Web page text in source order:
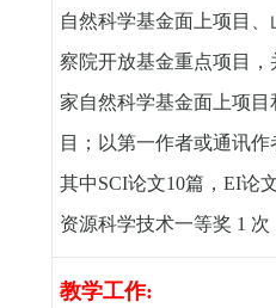
自然科学基金面上项目
察院开放基金重点项目，
家自然科学基金面上项
目；以第一作者或通讯
其中SCI论文10篇， EI论
资源科学技术一等奖 1 次
教学工作: